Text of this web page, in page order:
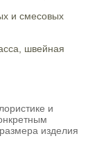
и смесовых
швейная
и
изделия